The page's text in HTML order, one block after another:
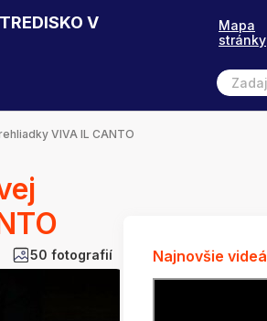
V
Mapa
stránky
VIVA IL CANTO
50 fotografií Najnovšie videá